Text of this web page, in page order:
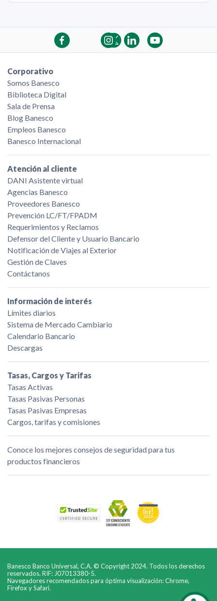
Corporativo
Somos Banesco
Biblioteca Digital
Sala de Prensa
Blog Banesco
Empleos Banesco
Banesco Internacional
Atención al cliente
DANI Asistente virtual
Agencias Banesco
Proveedores Banesco
Prevención LC/FT/FPADM
Requerimientos y Reclamos
Defensor del Cliente y Usuario Bancario
Notificación de Viajes al Exterior
Gestión de Claves
Contáctanos
Información de interés
Límites diarios
Sistema de Mercado Cambiario
Calendario Bancario
Descargas
Tasas, Cargos y Tarifas
Tasas Activas
Tasas Pasivas Personas
Tasas Pasivas Empresas
Cargos, tarifas y comisiones
Conoce los mejores consejos de seguridad para tus
productos financieros
Banesco Banco Universal, C.A. © Copyright 2024. Todos los derechos
reservados. RIF: J07013380-5.
Navegadores recomendados para óptima visualización: Chrome,
Firefox y Safari.